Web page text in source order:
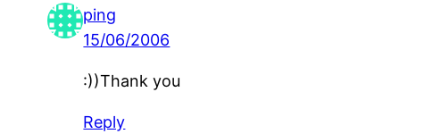
ping
15/06/2006
:))Thank you
Reply